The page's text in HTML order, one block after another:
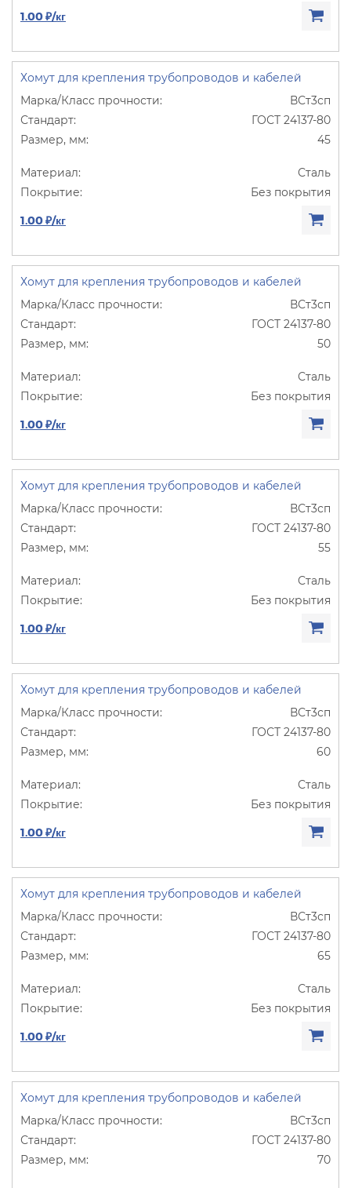
1.00 ₽/кг
Хомут для крепления трубопроводов и кабелей
ВСт3сп
ГОСТ 24137-80
45
Сталь
Без покрытия
1.00 ₽/кг
Хомут для крепления трубопроводов и кабелей
ВСт3сп
ГОСТ 24137-80
50
Сталь
Без покрытия
1.00 ₽/кг
Хомут для крепления трубопроводов и кабелей
ВСт3сп
ГОСТ 24137-80
55
Сталь
Без покрытия
1.00 ₽/кг
Хомут для крепления трубопроводов и кабелей
ВСт3сп
ГОСТ 24137-80
60
Сталь
Без покрытия
1.00 ₽/кг
Хомут для крепления трубопроводов и кабелей
ВСт3сп
ГОСТ 24137-80
65
Сталь
Без покрытия
1.00 ₽/кг
Хомут для крепления трубопроводов и кабелей
ВСт3сп
ГОСТ 24137-80
70